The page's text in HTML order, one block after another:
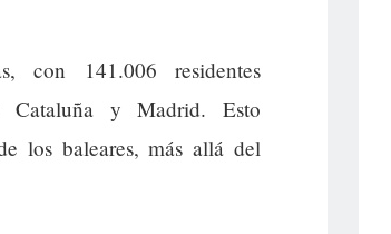
con 141.006 residentes
Cataluña y Madrid. Esto
los baleares, más allá del